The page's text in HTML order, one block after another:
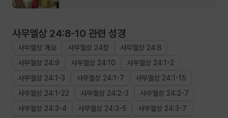
사무엘상 24:8-10 관련 성경
사무엘상 개요 사무엘상 24장 사무엘상 24:8
사무엘상 24:9 사무엘상 24:10 사무엘상 24:1 -2
사무엘상 24:1 -3 사무엘상 24:1 -7 사무엘상 24:1 -15
사무엘상 24:1 -22 사무엘상 24:2-3 사무엘상 24:2-7
사무엘상 24:3-4 사무엘상 24:3-5 사무엘상 24:3-7